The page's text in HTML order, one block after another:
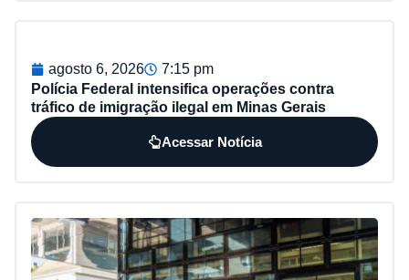
agosto 6, 2026
7:15 pm
Polícia Federal intensifica operações contra
tráfico de imigração ilegal em Minas Gerais
Acessar Notícia